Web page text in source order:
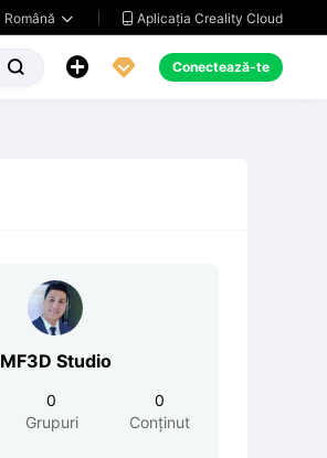
Română   Aplicația Creality Cloud
   Conectează-te
MF3D Studio
0
Grupuri
0
Conținut